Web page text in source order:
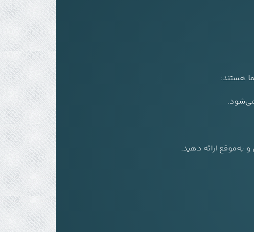
هستند:
به‌موقع ارائه دهید.